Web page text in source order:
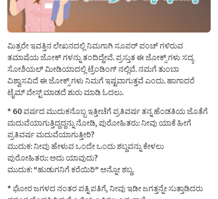
ಮಿತ್ರರೇ ಇವತ್ತಿನ ಲೇಖನದಲ್ಲಿ ನಿಮಗಾಗಿ ಸೂಪರ್ ಪಂಚ್ ಗಳಿರುವ
ತಮಾಷೆಯ ಜೋಕ್ ಗಳನ್ನು ತಂದಿದ್ದೇವೆ. ಪ್ರಸ್ತುತ ಈ ಜೋಕ್ಸ್ ಗಳು ಸದ್ಯ
ಸೋಶಿಯಲ್ ಮೀಡಿಯಾದಲ್ಲಿ ಟ್ರೆಂಡಿಂಗ್ ನಲ್ಲಿವೆ. ನಮಗೆ ತುಂಬಾ
ವಿಶ್ವಾಸವಿದೆ ಈ ಜೋಕ್ಸ್ ಗಳು ನಿಮಗೆ ಇಷ್ಟವಾಗುತ್ತವೆ ಎಂದು. ಹಾಗಾದರೆ
ಟೈಮ್ ವೇಸ್ಟ್ ಮಾಡದೆ ಶುರು ಮಾಡಿ ಓದಲು.
* 60 ವರ್ಷದ ಮುದುಕನೊಬ್ಬ ಇತ್ತೀಚೆಗೆ ಪ್ರತಿವರ್ಷ ತನ್ನ ಹೆಂಡತಿಯ ಜೊತೆಗೆ
ಮದುವೆಯಾಗುತ್ತಿದ್ದದ್ದನ್ನು ನೋಡಿ, ಪುರೋಹಿತರು: ನೀವು ಯಾಕೆ ಹೀಗೆ
ಪ್ರತಿವರ್ಷ ಮದುವೆಯಾಗುತ್ತೀರಿ?
ಮುದುಕ: ನೀವು ಹೇಳುವ ಒಂದೇ ಒಂದು ಶಬ್ದವನ್ನು ಕೇಳಲು
ಪುರೋಹಿತರು: ಅದು ಯಾವುದು?
ಮುದುಕ: “ಹುಡುಗನಿಗೆ ಕರೆಯಿರಿ” ಅನ್ನೋ ಶಬ್ದ.
* ಘೋರ ಜಗಳದ ನಂತರ ಪತ್ನಿ ಪತಿಗೆ, ನೀವು ಇಡೀ ಜಗತ್ತನ್ನೇ ಸುತ್ತಾಡಿದರು